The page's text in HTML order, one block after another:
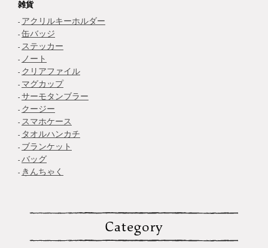
雑貨
アクリルキーホルダー
缶バッジ
ステッカー
ノート
クリアファイル
マグカップ
サーモタンブラー
クージー
スマホケース
タオルハンカチ
ブランケット
バッグ
きんちゃく
Category